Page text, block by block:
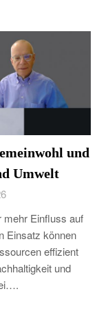
und
Umwelt
mehr Einfluss auf
Einsatz können
effizient
und